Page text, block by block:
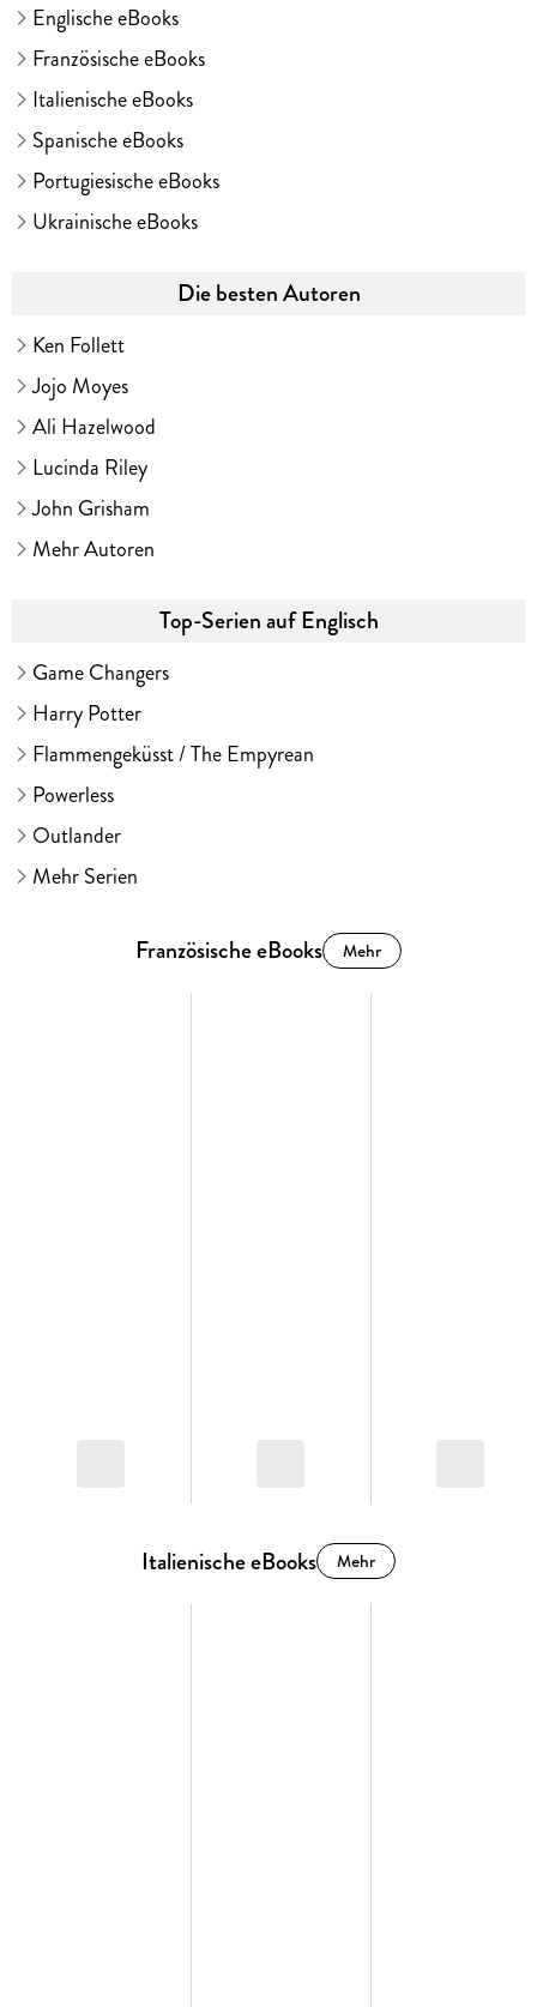
Englische eBooks
Französische eBooks
Italienische eBooks
Spanische eBooks
Portugiesische eBooks
Ukrainische eBooks
Die besten Autoren
Ken Follett
Jojo Moyes
Ali Hazelwood
Lucinda Riley
John Grisham
Mehr Autoren
Top-Serien auf Englisch
Game Changers
Harry Potter
Flammengeküsst / The Empyrean
Powerless
Outlander
Mehr Serien
Französische eBooks Mehr
Italienische eBooks Mehr